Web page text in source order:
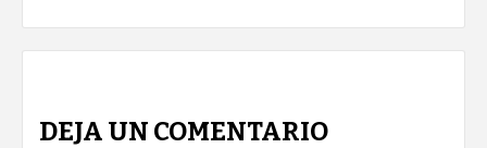
DEJA UN COMENTARIO